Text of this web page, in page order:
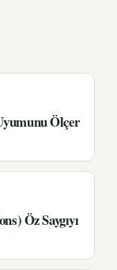
Ölçer
Öz Saygıyı